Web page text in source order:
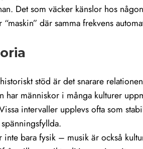
Det som väcker känslor hos
där samma frekvens
stöd är det snarare
människor i många kulturer
intervaller upplevs ofta som
bara fysik – musik är också